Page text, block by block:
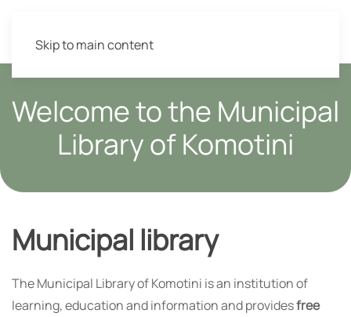
Skip to main content
Welcome to the Municipal
Library of Komotini
Municipal library
The Municipal Library of Komotini is an institution of
learning, education and information and providesfree